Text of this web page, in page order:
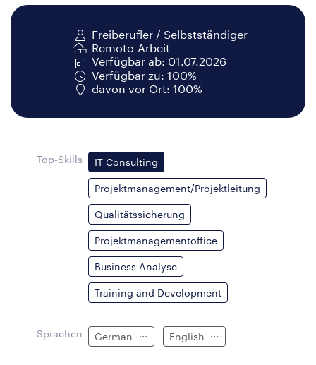
Freiberufler / Selbstständiger
Remote-Arbeit
Verfügbar ab: 01.07.2026
Verfügbar zu: 100%
davon vor Ort: 100%
Top-Skills IT Consulting
Projektmanagement/Projektleitung
Qualitätssicherung
Projektmanagementoffice
Business Analyse
Training and Development
Sprachen German English